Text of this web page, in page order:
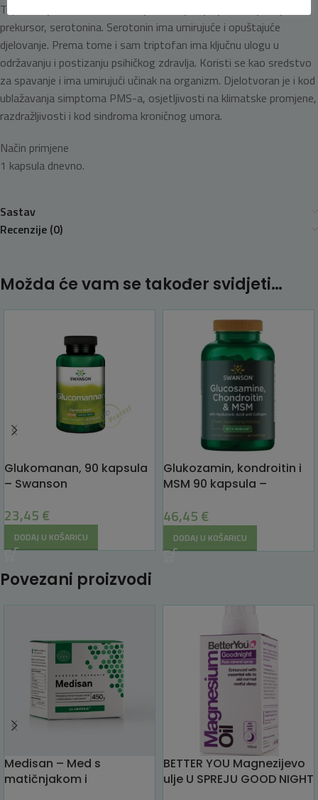
Triptofan je izrazito važan za ljudsko tijelo jer je sastojak, tj.
prekursor, serotonina. Serotonin ima umirujuće i opuštajuće
djelovanje. Prema tome i sam triptofan ima ključnu ulogu u
održavanju i postizanju psihičkog zdravlja. Koristi se kao sredstvo
za spavanje i ima umirujući učinak na organizm. Djelotvoran je i kod
ublažavanja simptoma PMS-a, osjetljivosti na klimatske promjene,
razdražljivosti i kod sindroma kroničnog umora.
Način primjene
1 kapsula dnevno.
Sastav
Recenzije (0)
Možda će vam se također svidjeti…
Glukomanan, 90 kapsula
– Swanson
23,45 €
DODAJ U KOŠARICU
Glukozamin, kondroitin i
MSM 90 kapsula –
46,45 €
DODAJ U KOŠARICU
Povezani proizvodi
Medisan – Med s
matičnjakom i
BETTER YOU Magnezijevo
ulje U SPREJU GOOD NIGHT